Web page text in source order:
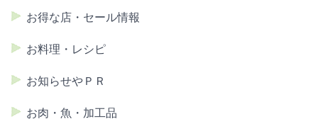
お得な店・セール情報
お料理・レシピ
お知らせやＰＲ
お肉・魚・加工品